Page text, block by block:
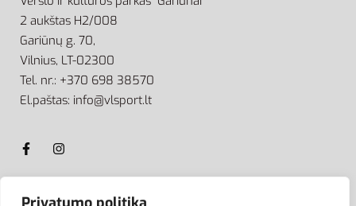
2 aukštas H2/008
Gariūnų g. 70,
Vilnius, LT-02300
Tel. nr.: +370 698 38570
El.paštas: info@vlsport.lt